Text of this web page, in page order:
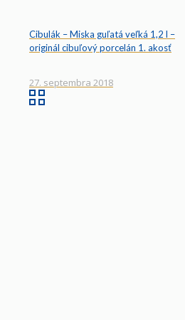
Cibulák – Miska guľatá veľká 1,2 l –
originál cibuľový porcelán 1. akosť
27. septembra 2018